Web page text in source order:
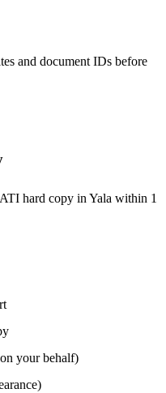
and document IDs before
hard copy in Yala within 1
your behalf)